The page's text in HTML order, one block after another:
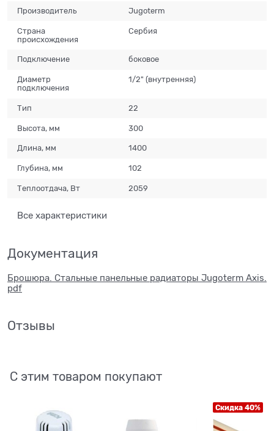
Производитель Jugoterm
Страна
происхождения
Сербия
Подключение боковое
Диаметр
подключения
1/2" (внутренняя)
Тип 22
Высота, мм 300
Длина, мм 1400
Глубина, мм 102
Теплоотдача, Вт 2059
Все характеристики
Документация
Брошюра. Стальные панельные радиаторы Jugoterm Axis.
pdf
Отзывы
С этим товаром покупают
Скидка 40%